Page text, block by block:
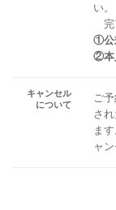
い。
完
①公
②本
キャンセル
について
ご
さ
ま
ャ